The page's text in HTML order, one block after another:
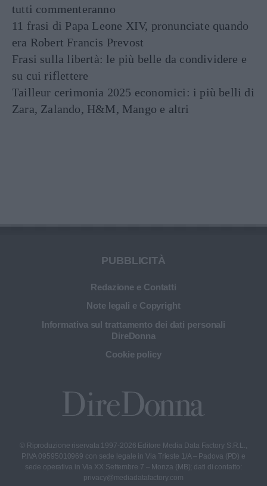
tutti commenteranno
11 frasi di Papa Leone XIV, pronunciate quando
era Robert Francis Prevost
Frasi sulla libertà: le più belle da condividere e
su cui riflettere
Tailleur cerimonia 2025 economici: i più belli di
Zara, Zalando, H&M, Mango e altri
PUBBLICITÀ
Redazione e Contatti
Note legali e Copyright
Informativa sul trattamento dei dati personali
DireDonna
Cookie policy
© Riproduzione riservata 1997-2026 Editore Media Data Factory S.R.L.,
P.IVA 09595010969 con sede legale in Via Trieste 1/A – Padova (PD) e
sede operativa in Via XX Settembre 7 – Monza (MB); dati di contatto:
privacy@mediadatafactory.com